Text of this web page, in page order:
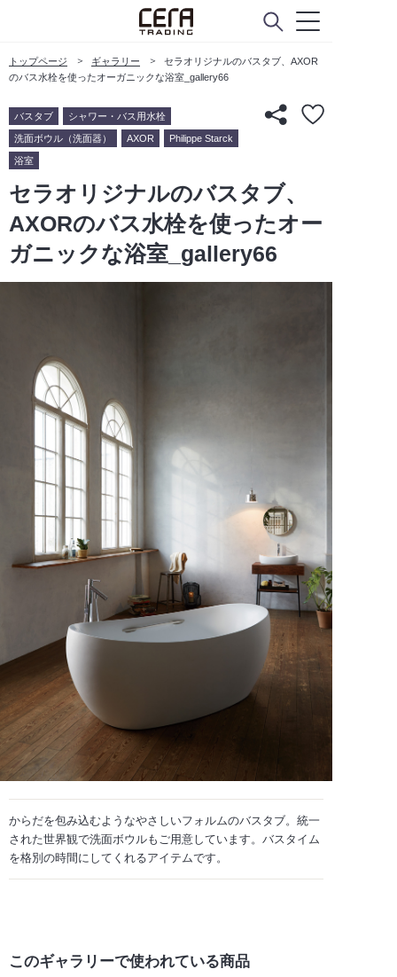
トップページ ギャラリー
セラオリジナルのバスタブ、AXOR
のバス水栓を使ったオーガニックな浴室_gallery66
バスタブ シャワー・バス用水栓
洗面ボウル（洗面器） AXOR Philippe Starck
浴室
セラオリジナルのバスタブ、
AXORのバス水栓を使ったオー
ガニックな浴室_gallery66
からだを包み込むようなやさしいフォルムのバスタブ。統一
された世界観で洗面ボウルもご用意しています。バスタイム
を格別の時間にしてくれるアイテムです。
このギャラリーで使われている商品